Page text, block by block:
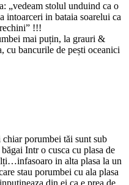
„vedeam stolul unduind ca o
intoarceri in bataia soarelui ca
!!!
mai puțin, la grauri &
cu bancurile de pești oceanici
porumbei tăi sunt sub
Intr o cusca cu plasa de
in alta plasa la un
stau porumbei cu ala plasa
din ei ca e prea de